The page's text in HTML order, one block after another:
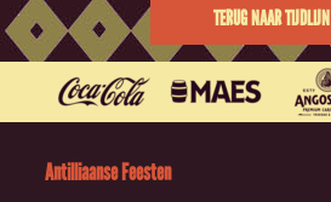
TERUG NAAR TIJDLIJN
Antilliaanse Feesten